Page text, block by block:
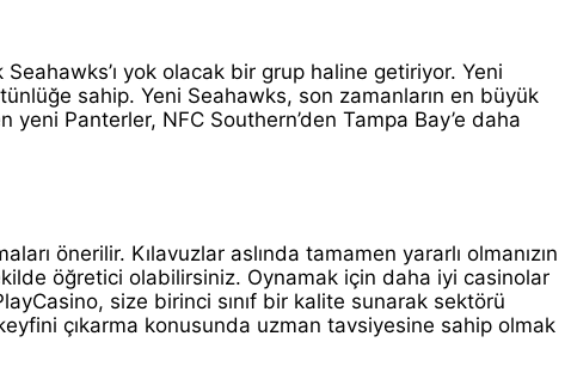
Seahawks’ı yok olacak bir grup haline getiriyor. Yeni
sahip. Yeni Seahawks, son zamanların en büyük
Panterler, NFC Southern’den Tampa Bay’e daha
önerilir. Kılavuzlar aslında tamamen yararlı olmanızın
öğretici olabilirsiniz. Oynamak için daha iyi casinolar
size birinci sınıf bir kalite sunarak sektörü
çıkarma konusunda uzman tavsiyesine sahip olmak